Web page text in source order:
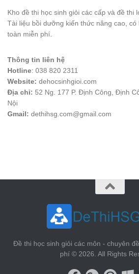
Kho đề thi học sinh giỏi các cấp và đề thi
Tài liệu bồi dưỡng kiến thức nâng cao, có
toàn miễn phí.
Thông tin liên hệ
Hotline: 038 820 2311
Website: dehocsinhgioi.com
Địa chỉ: 52 Ng. 177 P. Định Công, Định
Nội
Gmail: dethihsg.com@gmail.com
Đề thi học sinh giỏi các môn - chuyên
phí © 2026. All Rights